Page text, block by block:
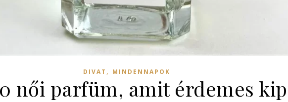
DIVAT , MINDENNAPOK
női parfüm, amit érdemes